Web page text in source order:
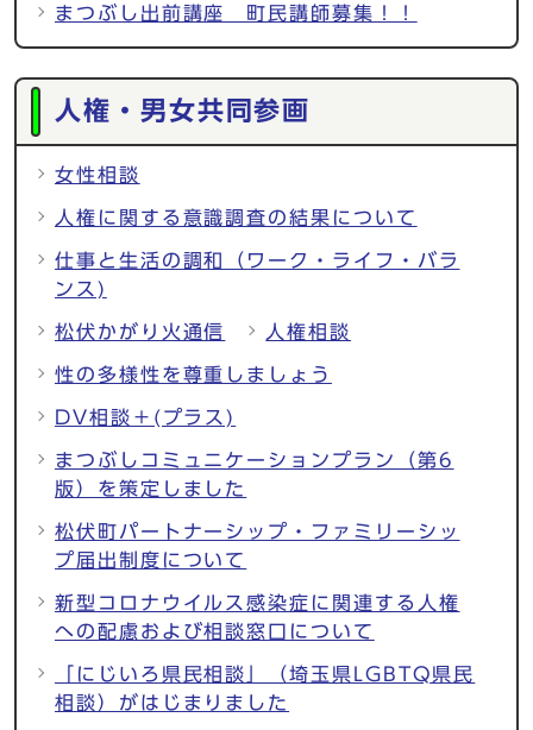
まつぶし出前講座 町民講師募集！！
人権・男女共同参画
女性相談
人権に関する意識調査の結果について
仕事と生活の調和（ワーク・ライフ・バラ
ンス)
松伏かがり火通信 人権相談
性の多様性を尊重しましょう
DV相談＋(プラス)
まつぶしコミュニケーションプラン（第6
版）を策定しました
松伏町パートナーシップ・ファミリーシッ
プ届出制度について
新型コロナウイルス感染症に関連する人権
への配慮および相談窓口について
「にじいろ県民相談」（埼玉県LGBTQ県民
相談）がはじまりました